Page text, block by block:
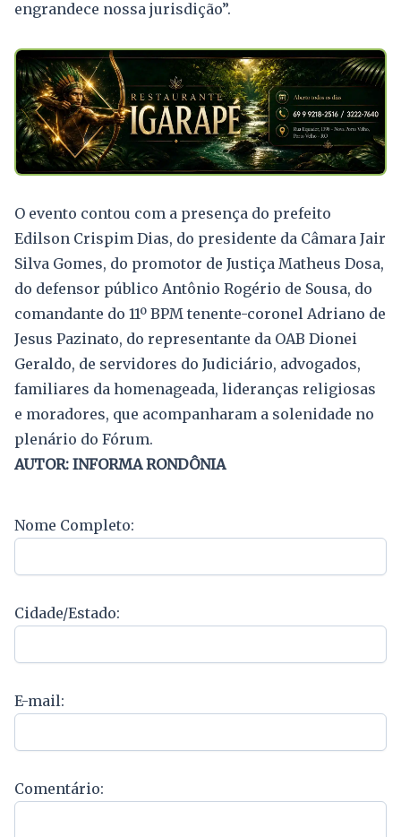
engrandece nossa jurisdição”.
O evento contou com a presença do prefeito
Edilson Crispim Dias, do presidente da Câmara Jair
Silva Gomes, do promotor de Justiça Matheus Dosa,
do defensor público Antônio Rogério de Sousa, do
comandante do 11º BPM tenente-coronel Adriano de
Jesus Pazinato, do representante da OAB Dionei
Geraldo, de servidores do Judiciário, advogados,
familiares da homenageada, lideranças religiosas
e moradores, que acompanharam a solenidade no
plenário do Fórum.
AUTOR: INFORMA RONDÔNIA
Nome Completo:
Cidade/Estado:
E-mail:
Comentário: